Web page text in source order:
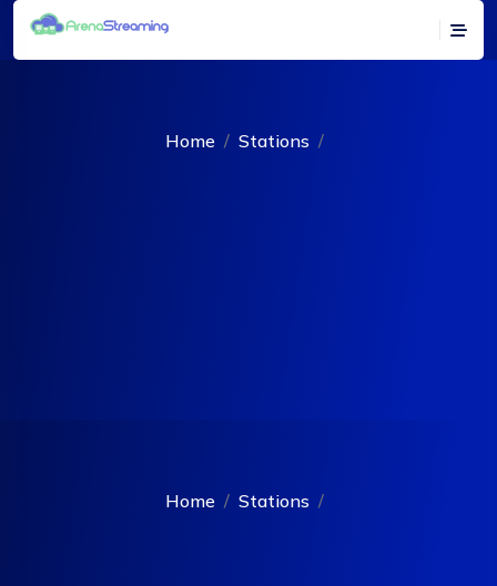
Home Stations
Home Stations